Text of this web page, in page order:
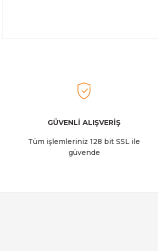
GÜVENLİ ALIŞVERİŞ
Tüm işlemleriniz 128 bit SSL ile
güvende